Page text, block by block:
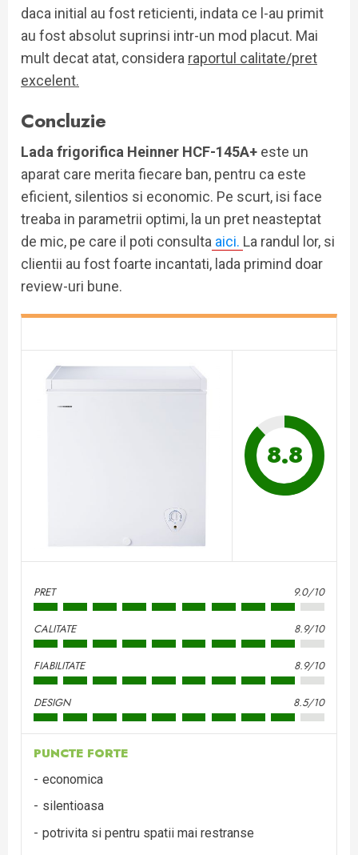
daca initial au fost reticienti, indata ce l-au primit
au fost absolut suprinsi intr-un mod placut. Mai
mult decat atat, considera raportul calitate/pret
excelent.
Concluzie
Lada frigorifica Heinner HCF-145A+ este un
aparat care merita fiecare ban, pentru ca este
eficient, silentios si economic. Pe scurt, isi face
treaba in parametrii optimi, la un pret neasteptat
de mic, pe care il poti consulta aici. La randul lor, si
clientii au fost foarte incantati, lada primind doar
review-uri bune.
8.8
PRET 9.0/10
CALITATE 8.9/10
FIABILITATE 8.9/10
DESIGN 8.5/10
PUNCTE FORTE
economica
silentioasa
potrivita si pentru spatii mai restranse